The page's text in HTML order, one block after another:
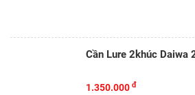
Cần Lure
1.350.000 đ